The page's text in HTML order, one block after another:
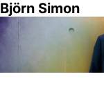
Björn Simon